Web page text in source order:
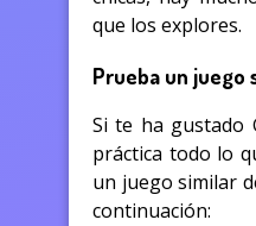
que los explores.
Prueba un juego
Si te ha gustado
práctica todo lo
un juego similar
continuación: